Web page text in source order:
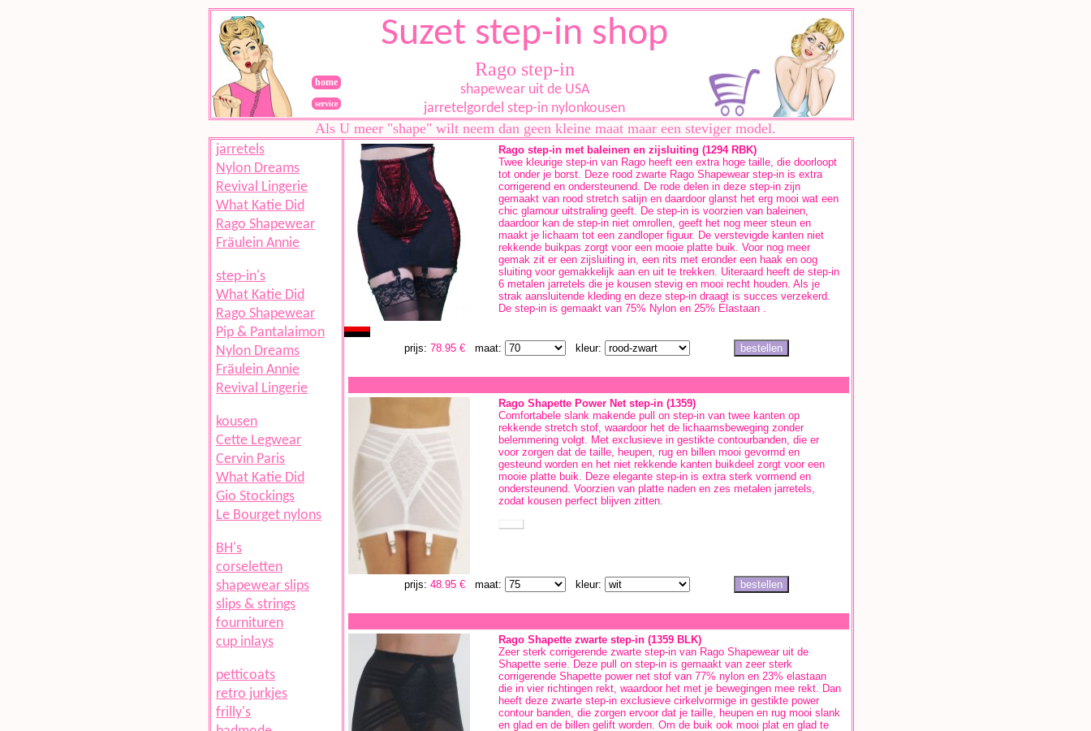
home
service
Suzet step-in shop
Rago step-in
shapewear uit de USA
jarretelgordel step-in nylonkousen
Als U meer "shape" wilt neem dan geen kleine maat maar een steviger model.
jarretels
Nylon Dreams
Revival Lingerie
What Katie Did
Rago Shapewear
Fräulein Annie
step-in's
What Katie Did
Rago Shapewear
Pip & Pantalaimon
Nylon Dreams
Fräulein Annie
Revival Lingerie
kousen
Cette Legwear
Cervin Paris
What Katie Did
Gio Stockings
Le Bourget nylons
BH's
corseletten
shapewear slips
slips & strings
fournituren
cup inlays
petticoats
retro jurkjes
frilly's
Rago step-in met baleinen en zijsluiting (1294 RBK)
Twee kleurige step-in van Rago heeft een extra hoge taille, die doorloopt
tot onder je borst. Deze rood zwarte Rago Shapewear step-in is extra
corrigerend en ondersteunend. De rode delen in deze step-in zijn
gemaakt van rood stretch satijn en daardoor glanst het erg mooi wat een
chic glamour uitstraling geeft. De step-in is voorzien van baleinen,
daardoor kan de step-in niet omrollen, geeft het nog meer steun en
maakt je lichaam tot een zandloper figuur. De verstevigde kanten niet
rekkende buikpas zorgt voor een mooie platte buik. Voor nog meer
gemak zit er een zijsluiting in, een rits met eronder een haak en oog
sluiting voor gemakkelijk aan en uit te trekken. Uiteraard heeft de step-in
6 metalen jarretels die je kousen stevig en mooi recht houden. Als je
strak aansluitende kleding en deze step-in draagt is succes verzekerd.
De step-in is gemaakt van 75% Nylon en 25% Elastaan .
prijs:78.95 € maat: kleur:
Rago Shapette Power Net step-in (1359)
Comfortabele slank makende pull on step-in van twee kanten op
rekkende stretch stof, waardoor het de lichaamsbeweging zonder
belemmering volgt. Met exclusieve in gestikte contourbanden, die er
voor zorgen dat de taille, heupen, rug en billen mooi gevormd en
gesteund worden en het niet rekkende kanten buikdeel zorgt voor een
mooie platte buik. Deze elegante step-in is extra sterk vormend en
ondersteunend. Voorzien van platte naden en zes metalen jarretels,
zodat kousen perfect blijven zitten.
prijs:48.95 € maat: kleur:
Rago Shapette zwarte step-in (1359 BLK)
Zeer sterk corrigerende zwarte step-in van Rago Shapewear uit de
Shapette serie. Deze pull on step-in is gemaakt van zeer sterk
corrigerende Shapette power net stof van 77% nylon en 23% elastaan
die in vier richtingen rekt, waardoor het met je bewegingen mee rekt. Dan
heeft deze zwarte step-in exclusieve cirkelvormige in gestikte power
contour banden, die zorgen ervoor dat je taille, heupen en rug mooi slank
en glad en de billen gelift worden. Om de buik ook mooi plat en glad te